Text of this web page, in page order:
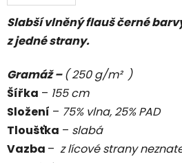
Slabší vlněný flauš černé
z jedné strany.
Gramáž –( 250 g/m² )
Šířka – 155 cm
Složení – 75% vlna, 25% PAD
Tloušťka – slabá
Vazba – z lícové strany